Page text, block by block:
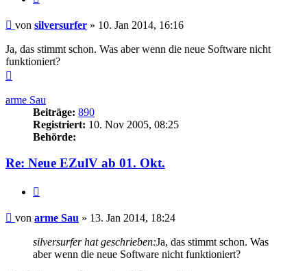
Beitrag
von silversurfer » 10. Jan 2014, 16:16
Ja, das stimmt schon. Was aber wenn die neue Software nicht
funktioniert?
arme Sau
Beiträge: 890
Registriert: 10. Nov 2005, 08:25
Behörde:
Re: Neue EZulV ab 01. Okt.
Beitrag
von arme Sau » 13. Jan 2014, 18:24
silversurfer hat geschrieben:Ja, das stimmt schon. Was
aber wenn die neue Software nicht funktioniert?